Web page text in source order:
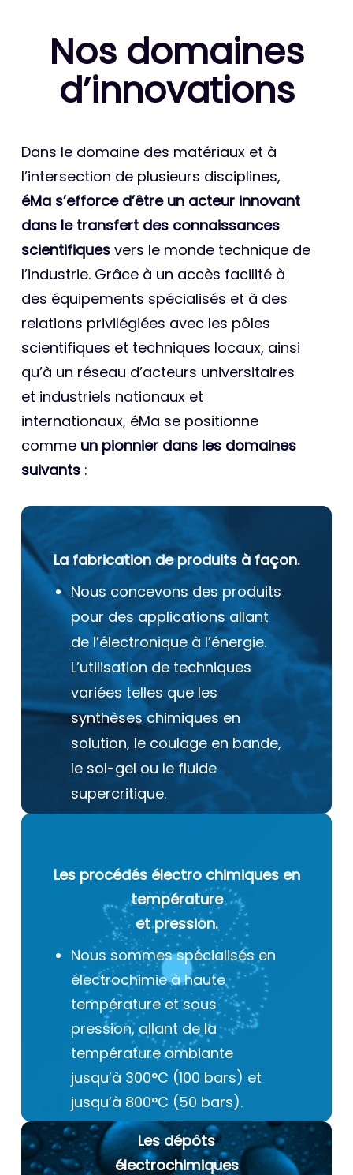
Nos domaines
d’innovations
Dans le domaine des matériaux et à
l’intersection de plusieurs disciplines,
éMa s’efforce d’être un acteur innovant
dans le transfert des connaissances
scientifiques vers le monde technique de
l’industrie. Grâce à un accès facilité à
des équipements spécialisés et à des
relations privilégiées avec les pôles
scientifiques et techniques locaux, ainsi
qu’à un réseau d’acteurs universitaires
et industriels nationaux et
internationaux, éMa se positionne
comme un pionnier dans les domaines
suivants :
La fabrication de produits à façon.
Nous concevons des produits
pour des applications allant
de l’électronique à l’énergie.
L’utilisation de techniques
variées telles que les
synthèses chimiques en
solution, le coulage en bande,
le sol-gel ou le fluide
supercritique.
Les procédés électro chimiques en
température
et pression.
Nous sommes spécialisés en
électrochimie à haute
température et sous
pression, allant de la
température ambiante
jusqu’à 300°C (100 bars) et
jusqu’à 800°C (50 bars).
Les dépôts
électrochimiques